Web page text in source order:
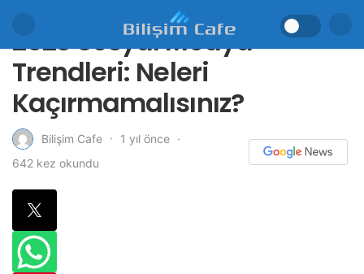
2023 Sosyal Medya
Trendleri: Neleri
Kaçırmamalısınız?
Bilişim Cafe
1 yıl önce
642 kez okundu